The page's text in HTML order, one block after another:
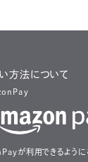
方法について
が利用できるように